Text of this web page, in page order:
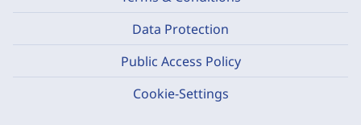
Data Protection
Public Access Policy
Cookie-Settings